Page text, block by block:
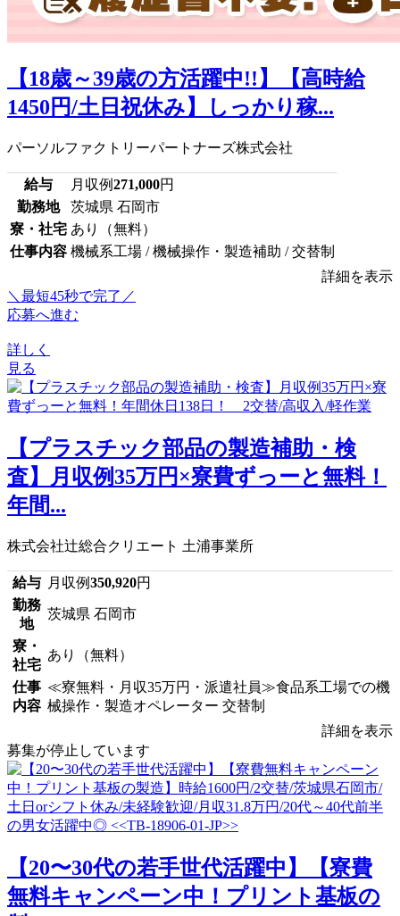
【18歳～39歳の方活躍中!!】【高時給
1450円/土日祝休み】しっかり稼...
パーソルファクトリーパートナーズ株式会社
給与 月収例271,000円
勤務地
茨城県 石岡市
寮・社宅 あり（無料）
仕事内容 機械系工場 / 機械操作・製造補助 / 交替制
詳細を表示
＼最短45秒で完了／
応募へ進む
詳しく
見る
【プラスチック部品の製造補助・検
査】月収例35万円×寮費ずっーと無料！
年間...
株式会社辻総合クリエート 土浦事業所
給与 月収例350,920円
勤務
地
茨城県 石岡市
寮・
社宅
あり（無料）
仕事
内容
≪寮無料・月収35万円・派遣社員≫食品系工場での機
械操作・製造オペレーター 交替制
詳細を表示
募集が停止しています
【20〜30代の若手世代活躍中】【寮費
無料キャンペーン中！プリント基板の